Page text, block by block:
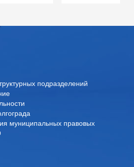
подразделений
муниципальных правовых